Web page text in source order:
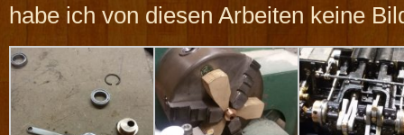
habe ich von diesen Arbeiten keine